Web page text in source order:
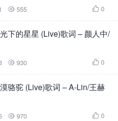
 555  0
下的星星 (Live)歌词 – 颜人中/
 930  0
骆驼 (Live)歌词 – A-Lin/王赫
 970  0